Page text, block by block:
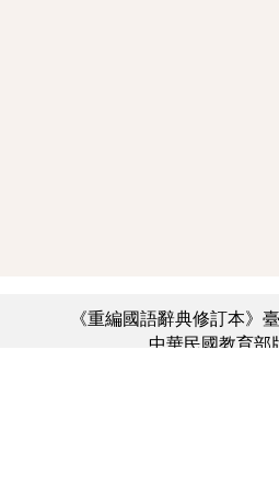
《重編國語辭典修訂本》
中華民國教育部